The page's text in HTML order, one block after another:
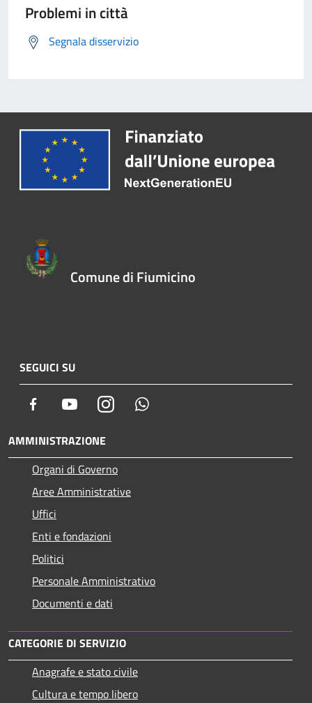
Problemi in città
Segnala disservizio
Comune di Fiumicino
SEGUICI SU
Facebook YoutubeInstagram
AMMINISTRAZIONE
Organi di Governo
Aree Amministrative
Uffici
Enti e fondazioni
Politici
Personale Amministrativo
Documenti e dati
CATEGORIE DI SERVIZIO
Anagrafe e stato civile
Cultura e tempo libero